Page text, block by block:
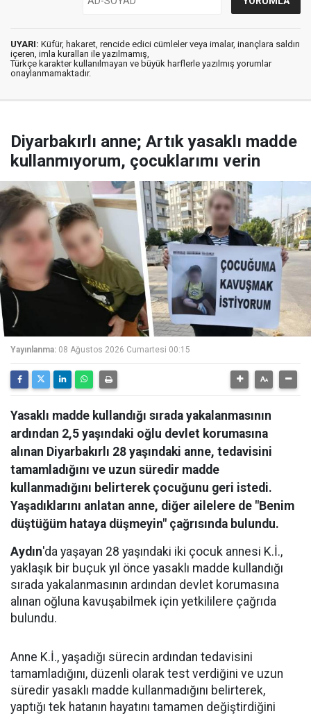
UYARI: Küfür, hakaret, rencide edici cümleler veya imalar, inançlara saldırı
içeren, imla kuralları ile yazılmamış,
Türkçe karakter kullanılmayan ve büyük harflerle yazılmış yorumlar
onaylanmamaktadır.
Diyarbakırlı anne; Artık yasaklı madde
kullanmıyorum, çocuklarımı verin
Yayınlanma: 08 Ağustos 2026 Cumartesi 00:15
Yasaklı madde kullandığı sırada yakalanmasının
ardından 2,5 yaşındaki oğlu devlet korumasına
alınan Diyarbakırlı 28 yaşındaki anne, tedavisini
tamamladığını ve uzun süredir madde
kullanmadığını belirterek çocuğunu geri istedi.
Yaşadıklarını anlatan anne, diğer ailelere de "Benim
düştüğüm hataya düşmeyin" çağrısında bulundu.
Aydın'da yaşayan 28 yaşındaki iki çocuk annesi K.İ.,
yaklaşık bir buçuk yıl önce yasaklı madde kullandığı
sırada yakalanmasının ardından devlet korumasına
alınan oğluna kavuşabilmek için yetkililere çağrıda
bulundu.
Anne K.İ., yaşadığı sürecin ardından tedavisini
tamamladığını, düzenli olarak test verdiğini ve uzun
süredir yasaklı madde kullanmadığını belirterek,
yaptığı tek hatanın hayatını tamamen değiştirdiğini